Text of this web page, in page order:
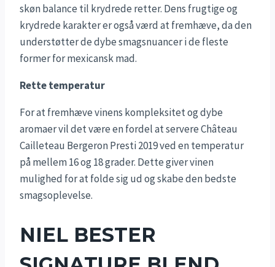
skøn balance til krydrede retter. Dens frugtige og
krydrede karakter er også værd at fremhæve, da den
understøtter de dybe smagsnuancer i de fleste
former for mexicansk mad.
Rette temperatur
For at fremhæve vinens kompleksitet og dybe
aromaer vil det være en fordel at servere Château
Cailleteau Bergeron Presti 2019 ved en temperatur
på mellem 16 og 18 grader. Dette giver vinen
mulighed for at folde sig ud og skabe den bedste
smagsoplevelse.
NIEL BESTER